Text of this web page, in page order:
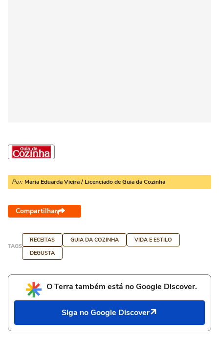
Por: Maria Eduarda Vieira / Licenciado de Guia da Cozinha
Compartilhar
TAGS
RECEITAS GUIA DA COZINHA
VIDA E ESTILO
DEGUSTA
O Terra também está no Google Discover.
Siga no Google Discover